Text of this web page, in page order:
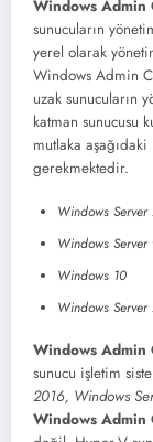
Windows Admin
sunucuların
yerel olarak
Windows Admin
uzak sunucuların
katman sunucusu
mutlaka
gerekmektedir.
Windows Server
Windows Server
Windows 10
Windows Server
Windows Admin
sunucu işletim
2016, Windows
Windows Admin